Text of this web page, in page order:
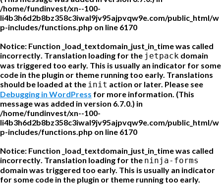
/home/fundinvest/xn--100-
li4b3h6d2b8bz358c3iwal9jv95ajpvqw9e.com/public_html/w
p-includes/functions.php on line 6170
Notice: Function _load_textdomain_just_in_time was called
incorrectly. Translation loading for the jetpack domain
was triggered too early. This is usually an indicator for some
code in the plugin or theme running too early. Translations
should be loaded at the init action or later. Please see
Debugging in WordPress for more information. (This
message was added in version 6.7.0.) in
/home/fundinvest/xn--100-
li4b3h6d2b8bz358c3iwal9jv95ajpvqw9e.com/public_html/w
p-includes/functions.php on line 6170
Notice: Function _load_textdomain_just_in_time was called
incorrectly. Translation loading for the ninja-forms
domain was triggered too early. This is usually an indicator
for some code in the plugin or theme running too early.